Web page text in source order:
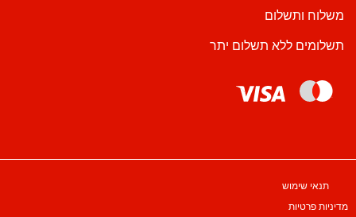
משלוח ותשלום
תשלומים ללא תשלום יתר
תנאי שימוש
מדיניות פרטיות